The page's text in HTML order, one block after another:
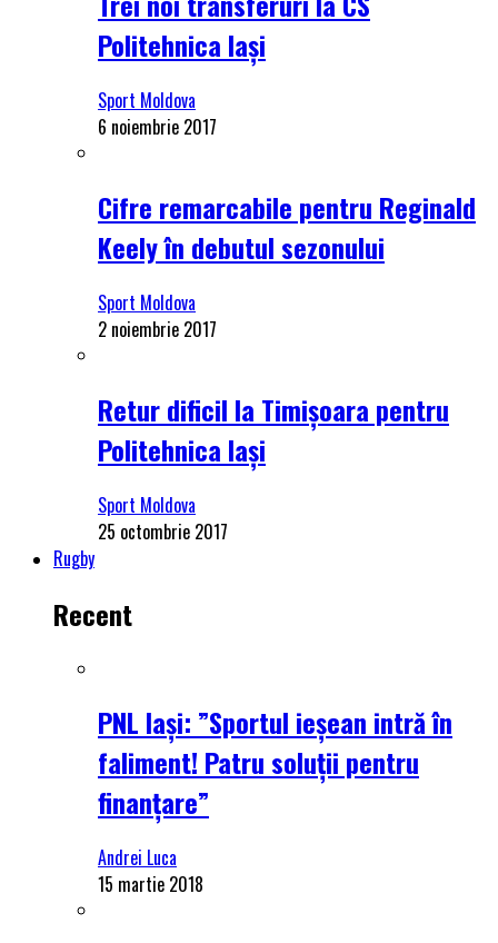
Politehnica Iași
Sport Moldova
6 noiembrie 2017
Cifre remarcabile pentru Reginald
Keely în debutul sezonului
Sport Moldova
2 noiembrie 2017
Retur dificil la Timișoara pentru
Politehnica Iași
Sport Moldova
25 octombrie 2017
Rugby
Recent
PNL Iași: ”Sportul ieșean intră în
faliment! Patru soluții pentru
finanțare”
Andrei Luca
15 martie 2018